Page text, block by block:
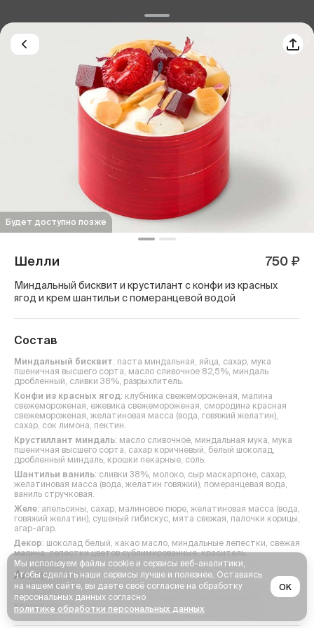
Будет доступно позже
Шелли 750 ₽
Миндальный бисквит и крустилант с конфи из красных
ягод и крем шантильи с померанцевой водой
Состав
Миндальный бисквит: паста миндальная, яйца, сахар, мука
пшеничная высшего сорта, масло сливочное 82,5%, миндаль
дробленный, сливки 38%, разрыхлитель.
Конфи из красных ягод: клубника свежемороженая, малина
свежемороженая, ежевика свежемороженая, смородина красная
свежемороженая, желатиновая масса (вода, говяжий желатин),
сахар, сок лимона, пектин.
Крустиллант миндаль: масло сливочное, миндальная мука, мука
пшеничная высшего сорта, сахар коричневый, белый шоколад,
дробленный миндаль, крошки пекарные, соль.
Шантильи ваниль: сливки 38%, молоко, сыр маскарпоне, сахар,
желатиновая масса (вода, желатин говяжий), померанцевая вода,
ваниль стручковая.
Желе: апельсины, сахар, малиновое пюре, желатиновая масса (вода,
говяжий желатин), сушеный гибискус, мята свежая, палочки корицы,
агар-агар.
Декор: шоколад белый, какао масло, миндальные лепестки, свежая
малина, лепестки цветов сублимированные, краситель.
Аллергены
глютен, Орехи, Яйца, молочный продукт, желатин говяжий,
Краситель.
Мы используем файлы cookie и сервисы веб-аналитики,
чтобы сделать наши сервисы лучше и полезнее. Оставаясь
на нашем сайте, вы даете своё согласие на обработку
персональных данных согласно
политике обработки персональных данных
OK